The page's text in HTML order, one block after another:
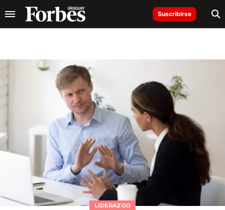
Suscribirse
LIDERAZGO